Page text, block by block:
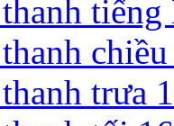
trưa